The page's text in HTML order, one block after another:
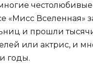
«Мисс Вселенная»
и прошли
или актрис, и
годы.